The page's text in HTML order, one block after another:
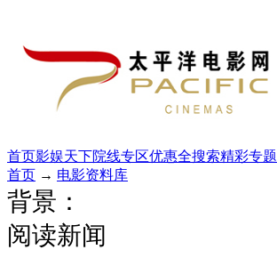
首页影娱天下院线专区优惠全搜索精彩专题
首页 → 电影资料库
背景：
阅读新闻